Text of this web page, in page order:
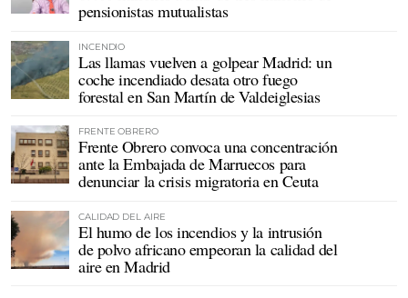
pensionistas mutualistas
INCENDIO
Las llamas vuelven a golpear Madrid: un
coche incendiado desata otro fuego
forestal en San Martín de Valdeiglesias
FRENTE OBRERO
Frente Obrero convoca una concentración
ante la Embajada de Marruecos para
denunciar la crisis migratoria en Ceuta
CALIDAD DEL AIRE
El humo de los incendios y la intrusión
de polvo africano empeoran la calidad del
aire en Madrid